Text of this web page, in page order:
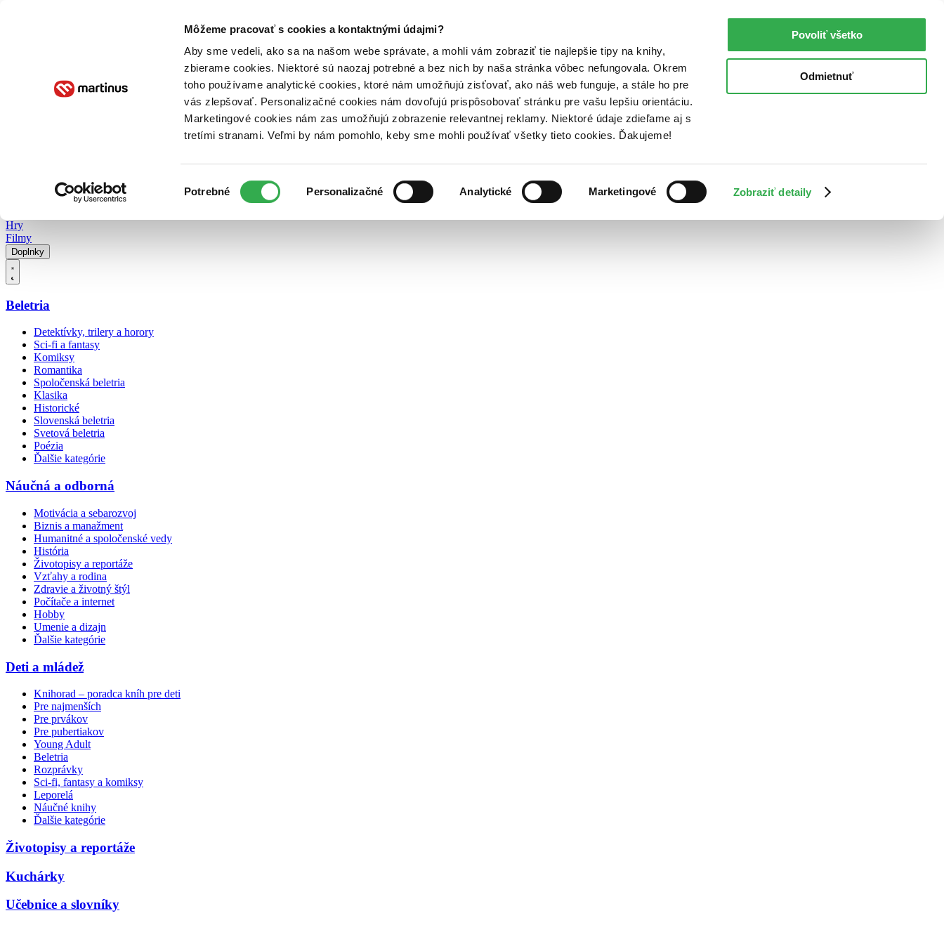
Môžeme pracovať s cookies a kontaktnými údajmi?
Aby sme vedeli, ako sa na našom webe správate, a mohli vám zobraziť tie najlepšie tipy na knihy,
zbierame cookies. Niektoré sú naozaj potrebné a bez nich by naša stránka vôbec nefungovala. Okrem
toho používame analytické cookies, ktoré nám umožňujú zisťovať, ako náš web funguje, a stále ho pre
vás zlepšovať. Personalizačné cookies nám dovoľujú prispôsobovať stránku pre vašu lepšiu orientáciu.
Marketingové cookies nám zas umožňujú zobrazenie relevantnej reklamy. Niektoré údaje zdieľame aj s
tretími stranami. Veľmi by nám pomohlo, keby sme mohli používať všetky tieto cookies. Ďakujeme!
súhlasu
Potrebné Personalizačné Analytické Marketingové Zobraziť detaily
Povoliť všetko
Odmietnuť
Poukážky Kontakt
Hry
Filmy
Doplnky
Beletria
Detektívky, trilery a horory
Sci-fi a fantasy
Komiksy
Romantika
Spoločenská beletria
Klasika
Historické
Slovenská beletria
Svetová beletria
Poézia
Ďalšie kategórie
Náučná a odborná
Motivácia a sebarozvoj
Biznis a manažment
Humanitné a spoločenské vedy
História
Životopisy a reportáže
Vzťahy a rodina
Zdravie a životný štýl
Počítače a internet
Hobby
Umenie a dizajn
Ďalšie kategórie
Deti a mládež
Knihorad – poradca kníh pre deti
Pre najmenších
Pre prvákov
Pre pubertiakov
Young Adult
Beletria
Rozprávky
Sci-fi, fantasy a komiksy
Leporelá
Náučné knihy
Ďalšie kategórie
Životopisy a reportáže
Kuchárky
Učebnice a slovníky